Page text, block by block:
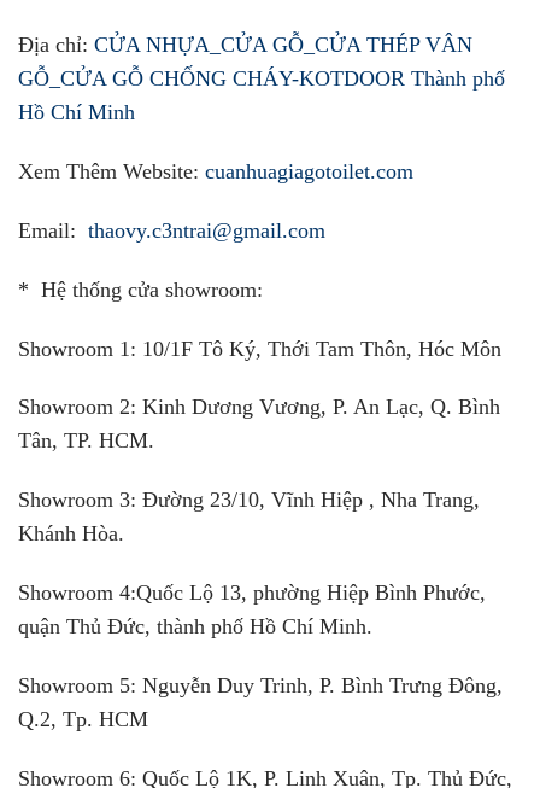
Địa chỉ: CỬA NHỰA_CỬA GỖ_CỬA THÉP VÂN
GỖ_CỬA GỖ CHỐNG CHÁY-KOTDOOR Thành phố
Hồ Chí Minh
Xem Thêm Website: cuanhuagiagotoilet.com
Email: thaovy.c3ntrai@gmail.com
* Hệ thống cửa showroom:
Showroom 1: 10/1F Tô Ký, Thới Tam Thôn, Hóc Môn
Showroom 2: Kinh Dương Vương, P. An Lạc, Q. Bình
Tân, TP. HCM.
Showroom 3: Đường 23/10, Vĩnh Hiệp , Nha Trang,
Khánh Hòa.
Showroom 4:Quốc Lộ 13, phường Hiệp Bình Phước,
quận Thủ Đức, thành phố Hồ Chí Minh.
Showroom 5: Nguyễn Duy Trinh, P. Bình Trưng Đông,
Q.2, Tp. HCM
Showroom 6: Quốc Lộ 1K, P. Linh Xuân, Tp. Thủ Đức,